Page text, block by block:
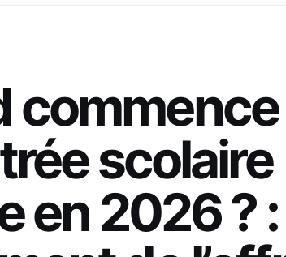
commence
scolaire
en 2026 ? :